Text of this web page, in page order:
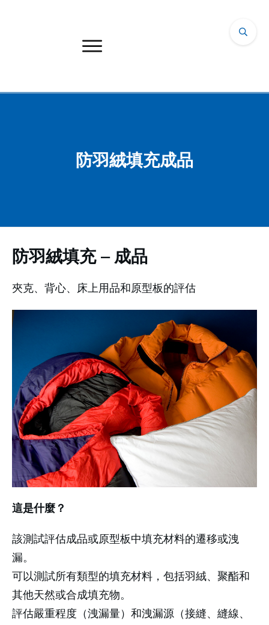
防羽絨填充成品
防羽絨填充 – 成品
夾克、背心、床上用品和原型板的評估
這是什麼？
該測試評估成品或原型板中填充材料的遷移或洩
漏。
可以測試所有類型的填充材料，包括羽絨、聚酯和
其他天然或合成填充物。
評估嚴重程度（洩漏量）和洩漏源（接縫、縫線、